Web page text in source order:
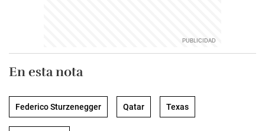
En esta nota
Federico Sturzenegger Qatar Texas